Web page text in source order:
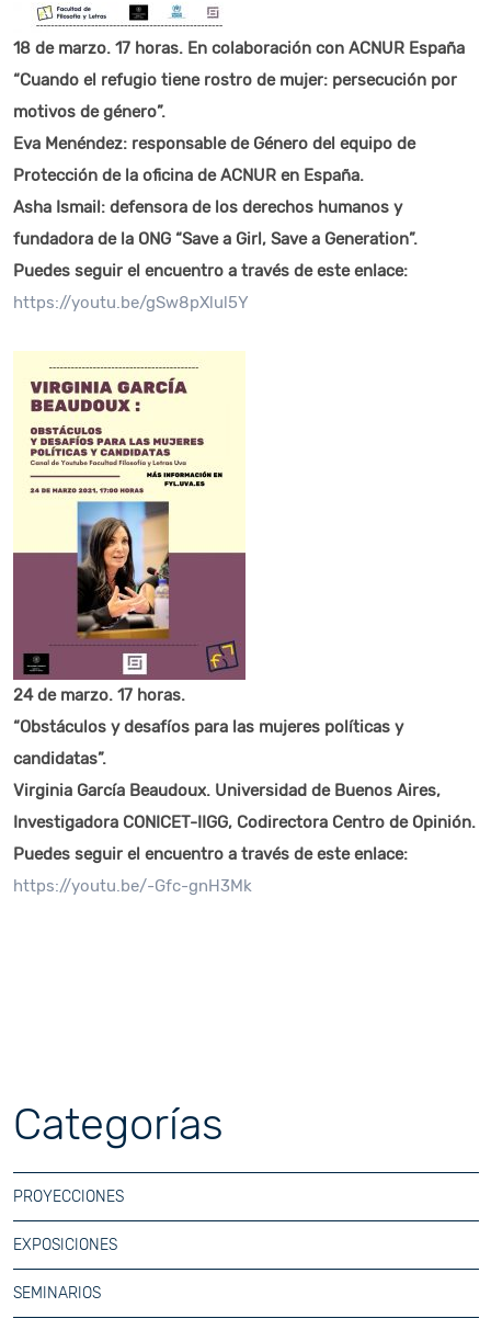
18 de marzo. 17 horas. En colaboración con ACNUR España
“Cuando el refugio tiene rostro de mujer: persecución por
motivos de género”.
Eva Menéndez: responsable de Género del equipo de
Protección de la oficina de ACNUR en España.
Asha Ismail: defensora de los derechos humanos y
fundadora de la ONG “Save a Girl, Save a Generation”.
Puedes seguir el encuentro a través de este enlace:
https://youtu.be/gSw8pXlul5Y
24 de marzo. 17 horas.
“Obstáculos y desafíos para las mujeres políticas y
candidatas”.
Virginia García Beaudoux. Universidad de Buenos Aires,
Investigadora CONICET-IIGG, Codirectora Centro de Opinión.
Puedes seguir el encuentro a través de este enlace:
https://youtu.be/-Gfc-gnH3Mk
Categorías
PROYECCIONES
EXPOSICIONES
SEMINARIOS